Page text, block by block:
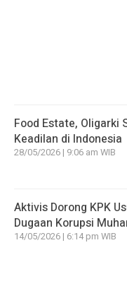
Food Estate, Oligarki
Keadilan di Indonesia
28/05/2026 | 9:06 am WIB
Aktivis Dorong KPK
Dugaan Korupsi
14/05/2026 | 6:14 pm WIB